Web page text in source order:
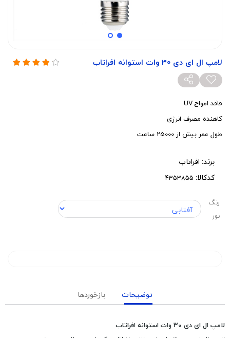
لامپ ال ای دی 30 وات استوانه افراتاب
فاقد امواج UV
کاهنده مصرف انرژی
طول عمر بیش از 25000 ساعت
برند: افراتاب
کدکالا:
رنگ
نور
توضیحات بازخوردها
لامپ ال ای دی 30 وات استوانه افراتاب